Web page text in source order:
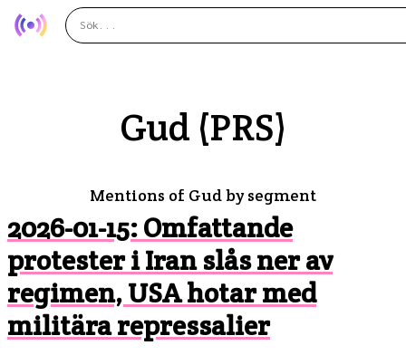
Gud (PRS)
Mentions of Gud by segment
2026-01-15: Omfattande
protester i Iran slås ner av
regimen, USA hotar med
militära repressalier